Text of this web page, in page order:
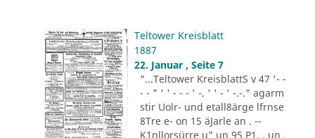
Teltower Kreisblatt
1887
22. Januar , Seite 7
"...Teltower KreisblattS v 47 '- -
- - " ' ' - - - ' -. ' ' - ' -.-." agarm
stir Uolr- und etall8ärge lfrnse
8Tre e- on 15 äJarle an . --
K1nllorsürre u" un 95 P1. . un .